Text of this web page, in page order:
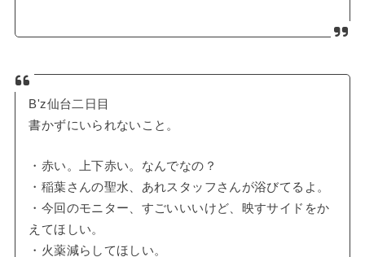
B'z仙台二日目
書かずにいられないこと。
・赤い。上下赤い。なんでなの？
・稲葉さんの聖水、あれスタッフさんが浴びてるよ。
・今回のモニター、すごいいいけど、映すサイドをか
えてほしい。
・火薬減らしてほしい。